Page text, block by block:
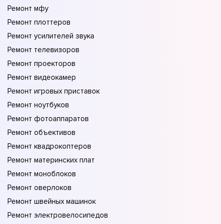
Ремонт мфу
Ремонт плоттеров
Ремонт усилителей звука
Ремонт телевизоров
Ремонт проекторов
Ремонт видеокамер
Ремонт игровых приставок
Ремонт ноутбуков
Ремонт фотоаппаратов
Ремонт объективов
Ремонт квадрокоптеров
Ремонт материнских плат
Ремонт моноблоков
Ремонт оверлоков
Ремонт швейных машинок
Ремонт электровелосипедов